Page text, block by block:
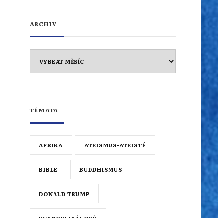
ARCHIV
TÉMATA
AFRIKA ATEISMUS-ATEISTÉ
BIBLE BUDDHISMUS
DONALD TRUMP